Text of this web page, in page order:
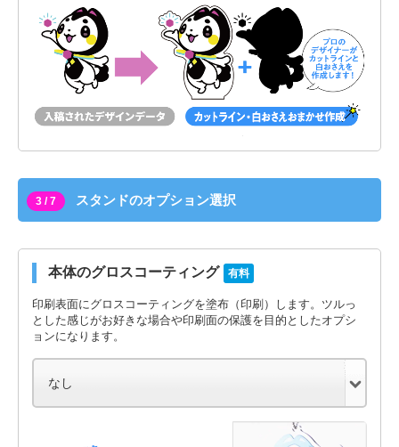
3 / 7 スタンドのオプション選択
本体のグロスコーティング 有料
印刷表面にグロスコーティングを塗布（印刷）します。ツルっ
とした感じがお好きな場合や印刷面の保護を目的としたオプシ
ョンになります。